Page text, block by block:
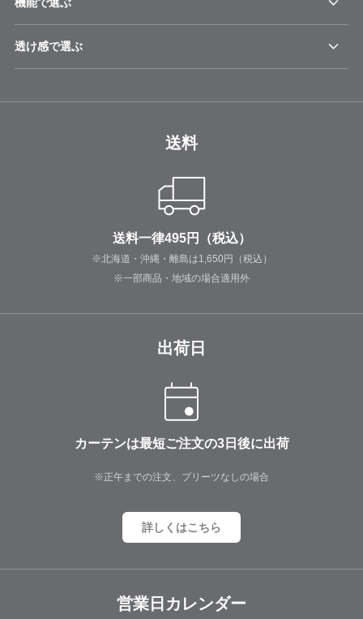
機能で選ぶ
透け感で選ぶ
送料
送料一律495円（税込）
※北海道・沖縄・離島は1,650円（税込）
※一部商品・地域の場合適用外
出荷日
カーテンは最短ご注文の3日後に出荷
※正午までの注文、プリーツなしの場合
詳しくはこちら
営業日カレンダー